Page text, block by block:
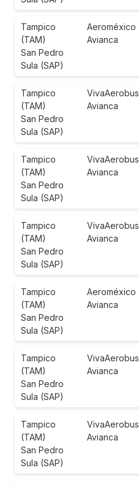
Tampico
(TAM)
San Pedro
Sula (SAP)
Aeroméxico
Avianca
Tampico
(TAM)
San Pedro
Sula (SAP)
VivaAerobus
Avianca
Tampico
(TAM)
San Pedro
Sula (SAP)
VivaAerobus
Avianca
Tampico
(TAM)
San Pedro
Sula (SAP)
VivaAerobus
Avianca
Tampico
(TAM)
San Pedro
Sula (SAP)
Aeroméxico
Avianca
Tampico
(TAM)
San Pedro
Sula (SAP)
VivaAerobus
Avianca
Tampico
(TAM)
San Pedro
Sula (SAP)
VivaAerobus
Avianca